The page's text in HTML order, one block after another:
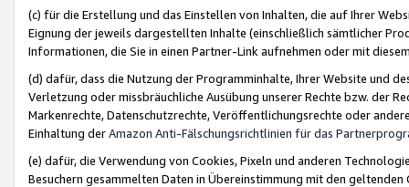
(c) für die Erstellung und das Einstellen von Inhalten, die auf Ihrer
Eignung der jeweils dargestellten Inhalte (einschließlich sämtlicher
Informationen, die Sie in einen Partner-Link aufnehmen oder mit
(d) dafür, dass die Nutzung der Programminhalte, Ihrer Website und
Verletzung oder missbräuchliche Ausübung unserer Rechte bzw. der
Markenrechte, Datenschutzrechte, Veröffentlichungsrechte oder
Einhaltung derAmazon Anti-Fälschungsrichtlinien für das
(e) dafür, die Verwendung von Cookies, Pixeln und anderen
Besuchern gesammelten Daten in Übereinstimmung mit den